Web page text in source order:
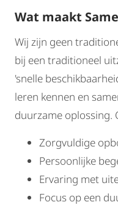
Wat maakt
Wij zijn geen
bij een traditioneel
'snelle
leren kennen en
duurzame oplossing.
Zorgvuldige
Persoonlijke
Ervaring met
Focus op een